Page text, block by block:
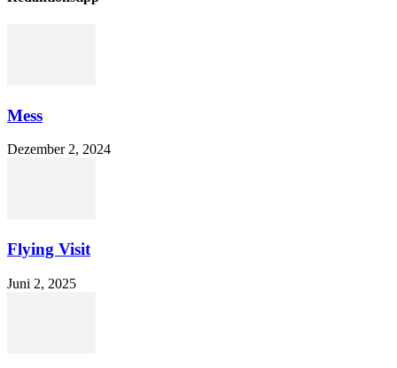
Mess
Dezember 2, 2024
Flying Visit
Juni 2, 2025